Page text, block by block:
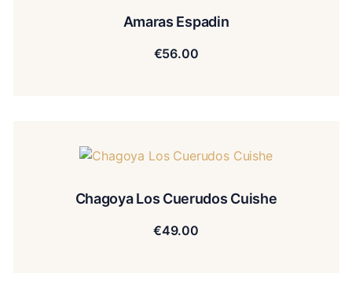
Amaras Espadin
€56.00
Chagoya Los Cuerudos Cuishe
€49.00